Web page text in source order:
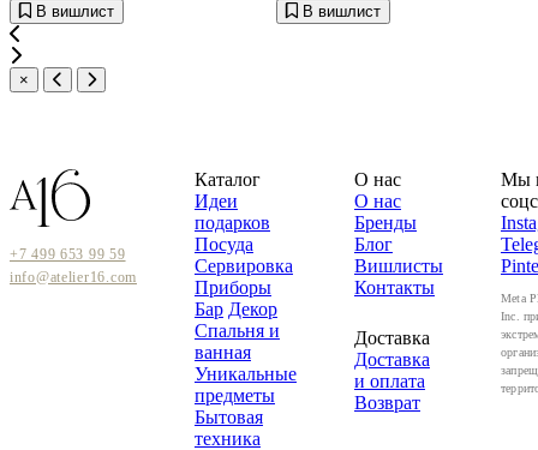
В вишлист
В вишлист
×
+7 499 653 99 59
info@atelier16.com
Каталог
Идеи
подарков
Посуда
Сервировка
Приборы
Бар Декор
Спальня и
ванная
Уникальные
предметы
Бытовая
техника
О нас
О нас
Бренды
Блог
Вишлисты
Контакты
Доставка
Доставка
и оплата
Возврат
Мы
Meta
Inc.